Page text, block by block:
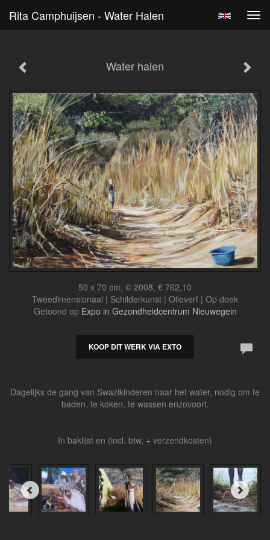
Rita Camphuijsen - Water Halen
Water halen
50 x 70 cm, © 2008, € 762,10
Tweedimensionaal | Schilderkunst | Olieverf | Op doek
Getoond op Expo in Gezondheidcentrum Nieuwegein
KOOP DIT WERK VIA EXTO
Dagelijks de gang van Swazikinderen naar het water, nodig om te
baden, te koken, te wassen enzovoort.
In baklijst en (incl. btw, + verzendkosten)